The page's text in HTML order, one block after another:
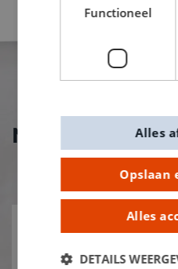
Nieuw bij De
Functioneel
Opslaan
Alles
Alles
DETAILS